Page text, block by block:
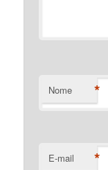
Nome *
E-mail *